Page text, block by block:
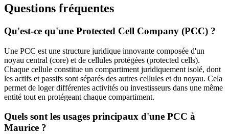
Questions fréquentes
Qu'est-ce qu'une Protected Cell Company (PCC) ?
Une PCC est une structure juridique innovante composée d'un
noyau central (core) et de cellules protégées (protected cells).
Chaque cellule constitue un compartiment juridiquement isolé, dont
les actifs et passifs sont séparés des autres cellules et du noyau. Cela
permet de loger différentes activités ou investisseurs dans une même
entité tout en protégeant chaque compartiment.
Quels sont les usages principaux d'une PCC à
Maurice ?